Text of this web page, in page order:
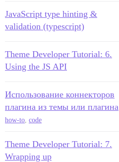
JavaScript type hinting &
validation (typescript)
Theme Developer Tutorial: 6.
Using the JS API
Использование коннекторов
плагина из темы или плагина
how-to, code
Theme Developer Tutorial: 7.
Wrapping up